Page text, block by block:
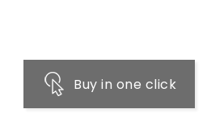
Buy in one click